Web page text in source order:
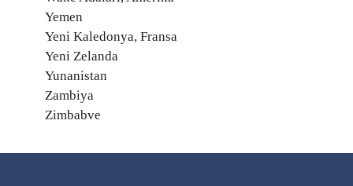
Yemen
Yeni Kaledonya, Fransa
Yeni Zelanda
Yunanistan
Zambiya
Zimbabve